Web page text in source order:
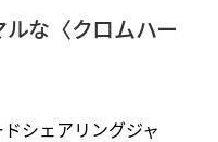
な〈クロムハー
シェアリングジャ